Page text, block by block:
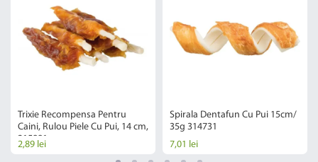
Trixie Recompensa Pentru
Caini, Rulou Piele Cu Pui, 14 cm,
315881
2,89 lei
Spirala Dentafun Cu Pui 15cm/
35g 314731
7,01 lei